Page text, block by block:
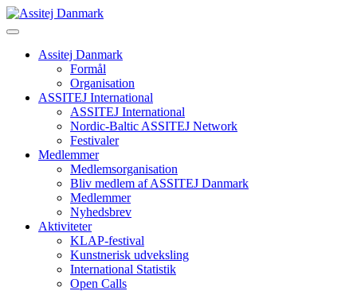
Skip
to
Assitej Danmark
Formål
Organisation
ASSITEJ International
ASSITEJ International
Nordic-Baltic ASSITEJ Network
Festivaler
Medlemmer
Medlemsorganisation
Bliv medlem af ASSITEJ Danmark
Medlemmer
Nyhedsbrev
Aktiviteter
KLAP-festival
Kunstnerisk udveksling
International Statistik
Open Calls